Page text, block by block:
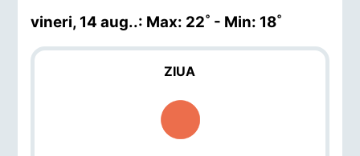
vineri, 14 aug..: Max: 22˚ - Min: 18˚
ZIUA